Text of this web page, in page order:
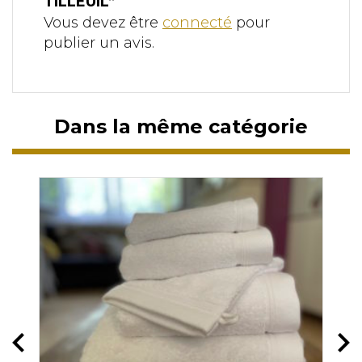
Vous devez être connecté pour
publier un avis.
Dans la même catégorie